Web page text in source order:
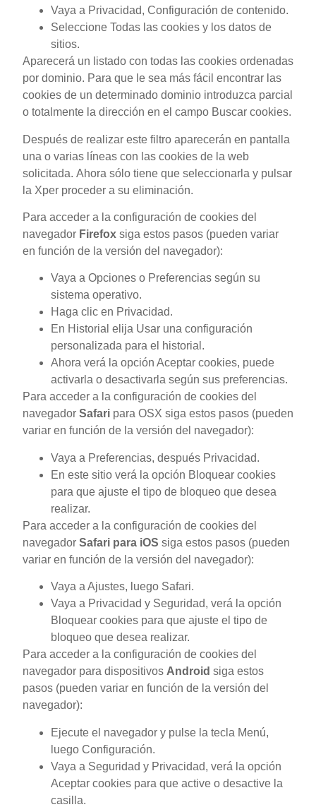
Vaya a Privacidad, Configuración de contenido.
Seleccione Todas las cookies y los datos de
sitios.
Aparecerá un listado con todas las cookies ordenadas
por dominio. Para que le sea más fácil encontrar las
cookies de un determinado dominio introduzca parcial
o totalmente la dirección en el campo Buscar cookies.
Después de realizar este filtro aparecerán en pantalla
una o varias líneas con las cookies de la web
solicitada. Ahora sólo tiene que seleccionarla y pulsar
la Xper proceder a su eliminación.
Para acceder a la configuración de cookies del
navegador Firefox siga estos pasos (pueden variar
en función de la versión del navegador):
Vaya a Opciones o Preferencias según su
sistema operativo.
Haga clic en Privacidad.
En Historial elija Usar una configuración
personalizada para el historial.
Ahora verá la opción Aceptar cookies, puede
activarla o desactivarla según sus preferencias.
Para acceder a la configuración de cookies del
navegador Safari para OSX siga estos pasos (pueden
variar en función de la versión del navegador):
Vaya a Preferencias, después Privacidad.
En este sitio verá la opción Bloquear cookies
para que ajuste el tipo de bloqueo que desea
realizar.
Para acceder a la configuración de cookies del
navegador Safari para iOS siga estos pasos (pueden
variar en función de la versión del navegador):
Vaya a Ajustes, luego Safari.
Vaya a Privacidad y Seguridad, verá la opción
Bloquear cookies para que ajuste el tipo de
bloqueo que desea realizar.
Para acceder a la configuración de cookies del
navegador para dispositivos Android siga estos
pasos (pueden variar en función de la versión del
navegador):
Ejecute el navegador y pulse la tecla Menú,
luego Configuración.
Vaya a Seguridad y Privacidad, verá la opción
Aceptar cookies para que active o desactive la
casilla.